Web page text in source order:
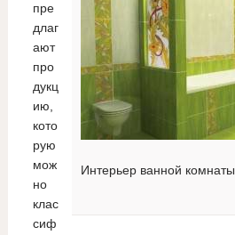
Интерьер ванной комнаты
пре
длаг
ают
про
дукц
ию,
кото
рую
мож
но
клас
сиф